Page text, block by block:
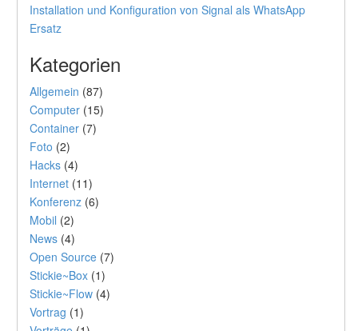
Installation und Konfiguration von Signal als WhatsApp
Ersatz
Kategorien
Allgemein (87)
Computer (15)
Container (7)
Foto (2)
Hacks (4)
Internet (11)
Konferenz (6)
Mobil (2)
News (4)
Open Source (7)
Stickie~Box (1)
Stickie~Flow (4)
Vortrag (1)